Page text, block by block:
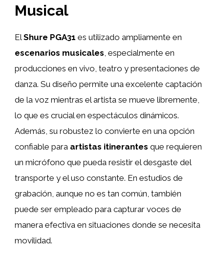
Musical
ElShure PGA31 es utilizado ampliamente en
escenarios musicales, especialmente en
producciones en vivo, teatro y presentaciones de
danza. Su diseño permite una excelente captación
de la voz mientras el artista se mueve libremente,
lo que es crucial en espectáculos dinámicos.
Además, su robustez lo convierte en una opción
confiable para artistas itinerantes que requieren
un micrófono que pueda resistir el desgaste del
transporte y el uso constante. En estudios de
grabación, aunque no es tan común, también
puede ser empleado para capturar voces de
manera efectiva en situaciones donde se necesita
movilidad.